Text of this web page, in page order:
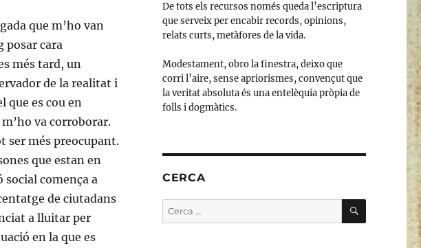
que m’ho van
posar cara
més tard, un
de la realitat i
que es cou en
va corroborar.
ser més preocupant.
que estan en
social comença a
de ciutadans
a lluitar per
en la que es
De tots els recursos només queda l’escriptura
que serveix per encabir records, opinions,
relats curts, metàfores de la vida.
Modestament, obro la finestra, deixo que
corri l’aire, sense apriorismes, convençut que
la veritat absoluta és una entelèquia pròpia de
folls i dogmàtics.
CERCA
Cerca: CERCA